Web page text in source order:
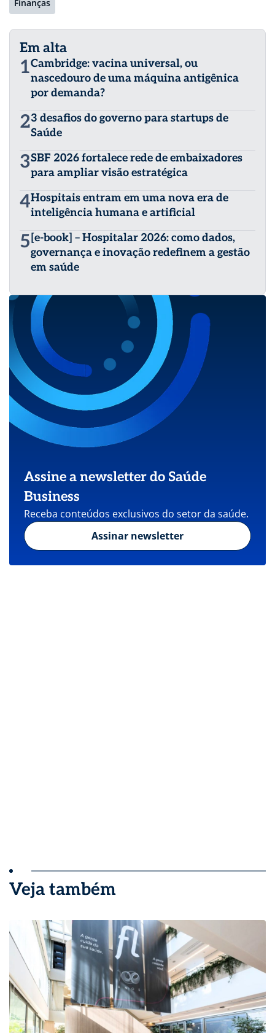
Finanças
Em alta
1Cambridge: vacina universal, ou
nascedouro de uma máquina antigênica
por demanda?
23 desafios do governo para startups de
Saúde
3SBF 2026 fortalece rede de embaixadores
para ampliar visão estratégica
4Hospitais entram em uma nova era de
inteligência humana e artificial
5 [e-book] – Hospitalar 2026: como dados,
governança e inovação redefinem a gestão
em saúde
Assine a newsletter do Saúde
Business
Receba conteúdos exclusivos do setor da saúde.
Assinar newsletter
Veja também